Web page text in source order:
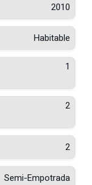
2010
Habitable
1
2
2
Semi-Empotrada